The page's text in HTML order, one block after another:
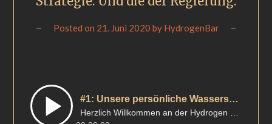
Posted on 21. Juni 2020 by HydrogenBar